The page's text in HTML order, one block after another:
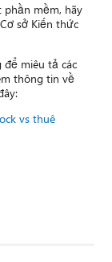
mềm, hãy
sở Kiến thức
miêu tả các
thông tin về
vs thuê